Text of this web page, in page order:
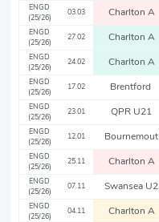
ENGD
(25/26)
03.03 Charlton A
ENGD
(25/26)
27.02 Charlton A
ENGD
(25/26)
24.02 Charlton A
ENGD
(25/26)
17.02 Brentford
ENGD
(25/26)
23.01 QPR U21
ENGD
(25/26)
12.01 Bournemout
ENGD
(25/26)
25.11 Charlton A
ENGD
(25/26)
07.11 Swansea U2
ENGD
(25/26)
04.11 Charlton A